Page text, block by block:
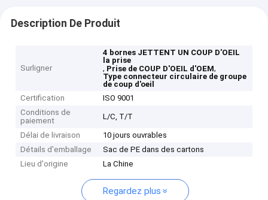
Description De Produit
Surligner
4 bornes JETTENT UN COUP D'OEIL
la prise
, Prise de COUP D'OEIL d'OEM,
Type connecteur circulaire de groupe
de coup d'oeil
Certification
ISO 9001
Conditions de
paiement
L/C, T/T
Délai de livraison
10 jours ouvrables
Détails d'emballage
Sac de PE dans des cartons
Lieu d'origine
La Chine
Regardez plus